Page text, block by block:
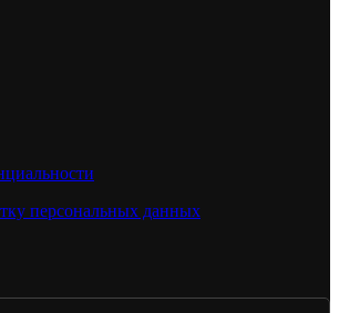
персональных данных